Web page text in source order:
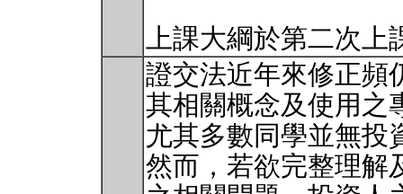
上課大綱於第二次上
證交法近年來修正頻
其相關概念及使用之
尤其多數同學並無投
然而，若欲完整理解